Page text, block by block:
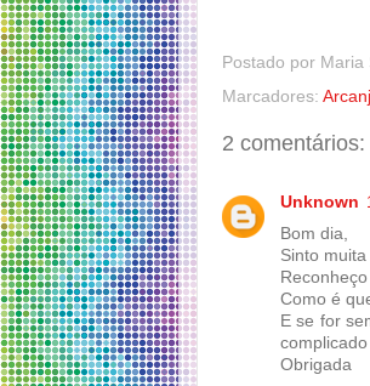
Postado por Maria
Marcadores:
2 comentários:
Unknown
Bom dia,
Sinto
Como é
E se for
Obrigada